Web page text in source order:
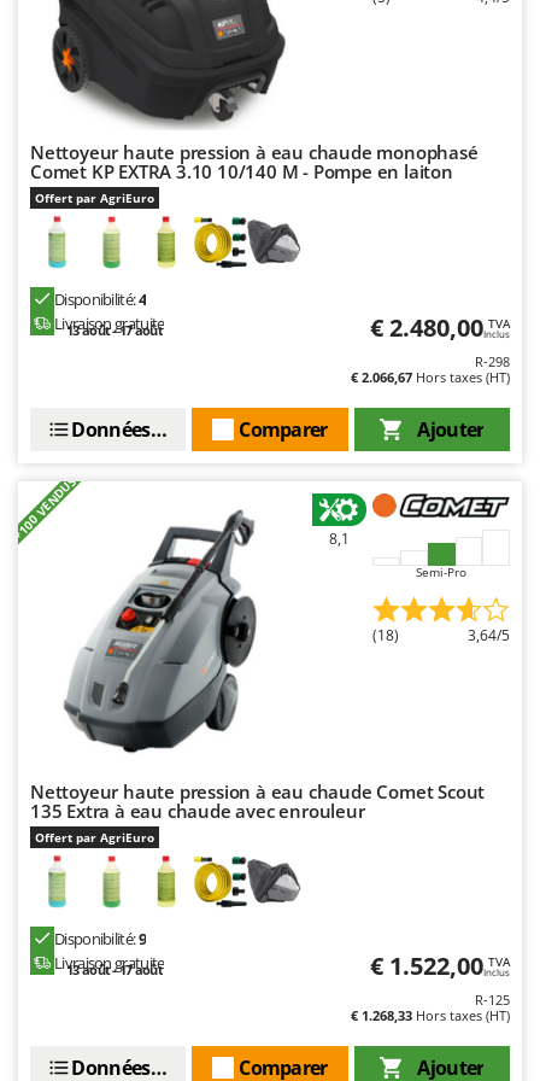
Master
Mastercook
Masterpro
McCulloch
MCH
Michelin
Mille
Minox
Mockmill
More than chef
MTD
N
New O.M.R.A.
Nilfisk
Ninja
Novatec
Novital
NuAir
O
Officine Savioli
Oliviero
Olix
OMA
Ooni
Nettoyeur haute pression à eau chaude monophasé
Comet KP EXTRA 3.10 10/140 M - Pompe en laiton
Offert par AgriEuro
Disponibilité:4
Livraison gratuite
13 août - 17 août € 2.480,00 TVA
Inclus
R-298
€ 2.066,67 Hors taxes (HT)
Ajouter
Comparer
Données techniques
+100 VENDUS 8,1
Semi-Pro
(18) 3,64/5
Nettoyeur haute pression à eau chaude Comet Scout
135 Extra à eau chaude avec enrouleur
Offert par AgriEuro
Disponibilité:9
Livraison gratuite
13 août - 17 août € 1.522,00 TVA
Inclus
R-125
€ 1.268,33 Hors taxes (HT)
Ajouter
Comparer
Données techniques